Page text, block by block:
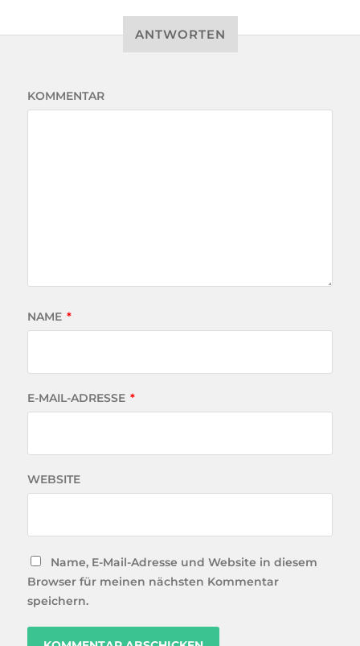
ANTWORTEN
KOMMENTAR
NAME *
E-MAIL-ADRESSE *
WEBSITE
Name, E-Mail-Adresse und Website in diesem
Browser für meinen nächsten Kommentar
speichern.